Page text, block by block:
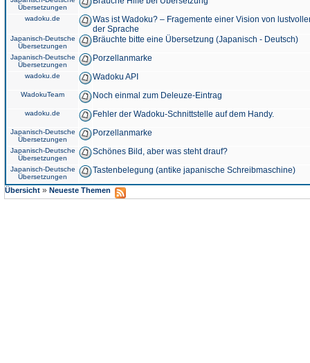
Übersetzungen
wadoku.de
Was ist Wadoku? – Fragemente einer Vision von
der Sprache
Japanisch-Deutsche
Übersetzungen
Bräuchte bitte eine Übersetzung (Japanisch - Deutsch)
Japanisch-Deutsche
Übersetzungen
Porzellanmarke
wadoku.de Wadoku API
WadokuTeam Noch einmal zum Deleuze-Eintrag
wadoku.de Fehler der Wadoku-Schnittstelle auf dem Handy.
Japanisch-Deutsche
Übersetzungen
Porzellanmarke
Japanisch-Deutsche
Übersetzungen
Schönes Bild, aber was steht drauf?
Japanisch-Deutsche
Übersetzungen
Tastenbelegung (antike japanische Schreibmaschine)
Übersicht » Neueste Themen